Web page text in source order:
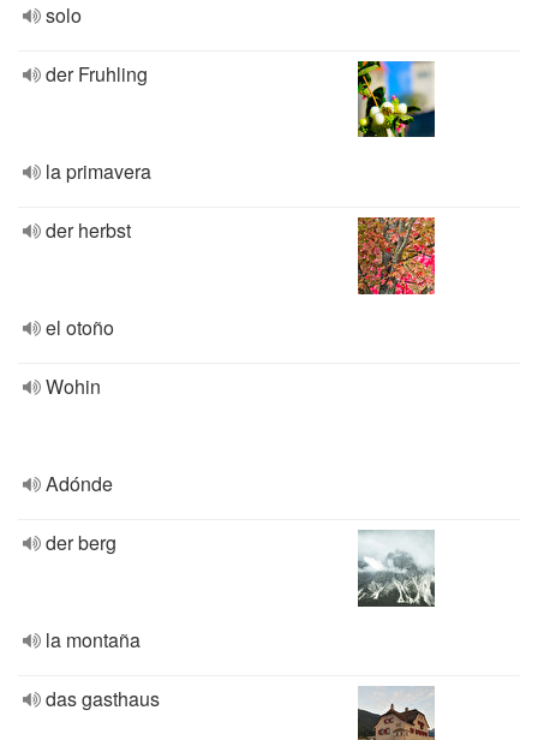
solo
der Fruhling
la primavera
der herbst
el otoño
Wohin
Adónde
der berg
la montaña
das gasthaus